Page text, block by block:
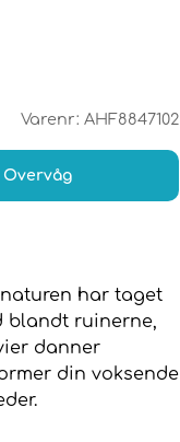
Varenr: AHF8847102
Overvåg
har taget
blandt ruinerne,
danner
din voksende